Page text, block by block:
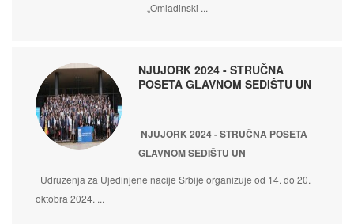
„Omladinski ...
NJUJORK 2024 - STRUČNA
POSETA GLAVNOM SEDIŠTU UN
NJUJORK 2024 - STRUČNA POSETA
GLAVNOM SEDIŠTU UN
Udruženja za Ujedinjene nacije Srbije organizuje od 14. do 20.
oktobra 2024. ...